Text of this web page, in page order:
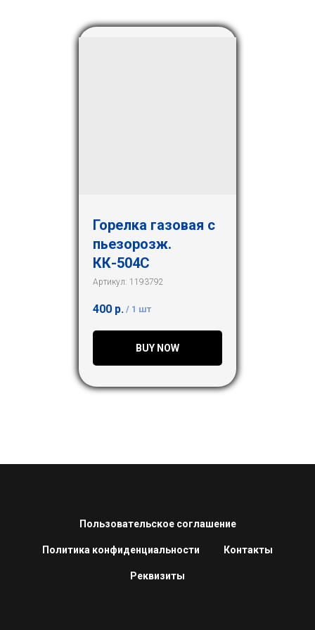
Горелка газовая с
пьезорозж.
КК-504С
Артикул: 1193792
400 р. / 1 шт
BUY NOW
Пользовательское соглашение
Политика конфиденциальности Контакты
Реквизиты